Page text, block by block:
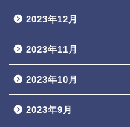
2023年12月
2023年11月
2023年10月
2023年9月